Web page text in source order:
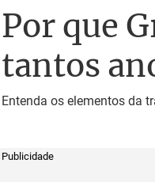
Por que
tantos
Entenda os elementos da
Publicidade